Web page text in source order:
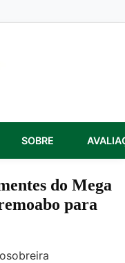
SOBRE
do Mega
para